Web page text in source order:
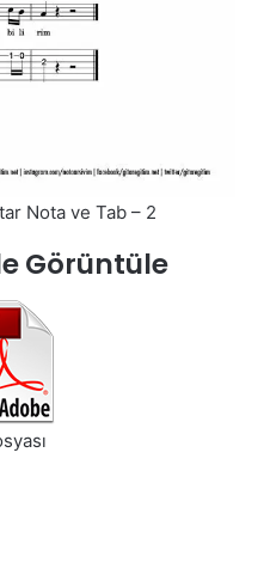
Nota ve Tab – 2
Görüntüle